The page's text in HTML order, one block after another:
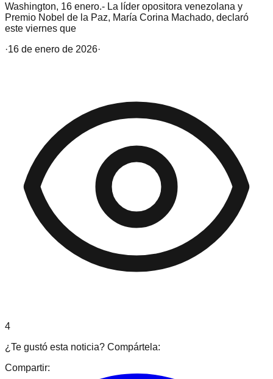
Washington, 16 enero.- La líder opositora venezolana y
Premio Nobel de la Paz, María Corina Machado, declaró
este viernes que
·16 de enero de 2026·
4
¿Te gustó esta noticia? Compártela:
Compartir: